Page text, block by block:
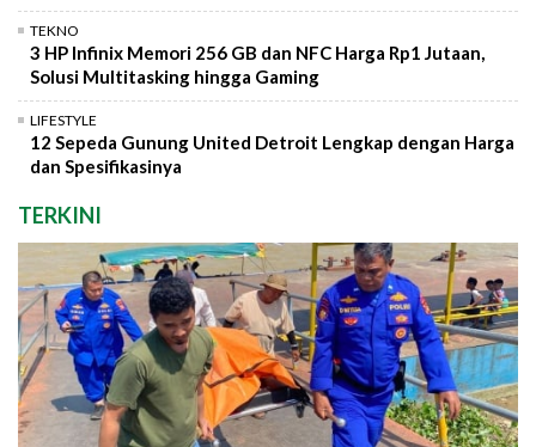
TEKNO
3 HP Infinix Memori 256 GB dan NFC Harga Rp1 Jutaan,
Solusi Multitasking hingga Gaming
LIFESTYLE
12 Sepeda Gunung United Detroit Lengkap dengan Harga
dan Spesifikasinya
TERKINI